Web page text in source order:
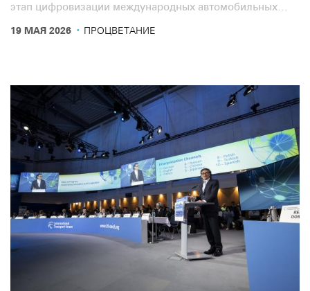
этап цифровизации международных автомобильных
19 МАЯ 2026 · ПРОЦВЕТАНИЕ